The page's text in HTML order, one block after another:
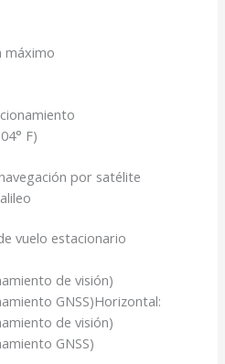
máximo
F)
por satélite
vuelo estacionario
de visión)
GNSS)Horizontal:
de visión)
GNSS)